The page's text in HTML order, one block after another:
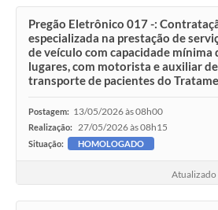
Pregão Eletrônico 017 -:
especializada na prestação de
de veículo com capacidade mínima
lugares, com motorista e auxiliar
transporte de pacientes do
Postagem: 13/05/2026 às 08h00
Realização: 27/05/2026 às 08h15
Situação: HOMOLOGADO